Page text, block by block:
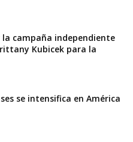
la campaña independiente
Kubicek para la
se intensifica en América